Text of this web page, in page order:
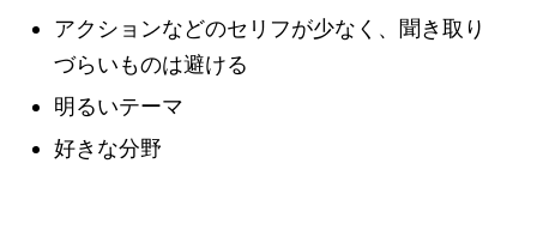
アクションなどのセリフが少なく、聞き取り
づらいものは避ける
明るいテーマ
好きな分野